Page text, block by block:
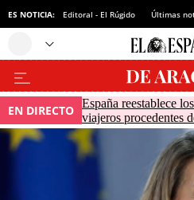
ES NOTICIA: Editoral - El Rúgido Últimas
EN DIRECTO España reestablece
viajeros procedentes